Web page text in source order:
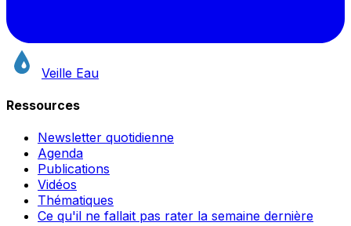
Veille Eau
Ressources
Newsletter quotidienne
Agenda
Publications
Vidéos
Thématiques
Ce qu'il ne fallait pas rater la semaine dernière